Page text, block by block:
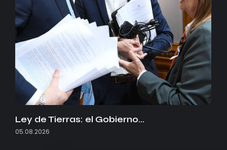
Ley de Tierras: el Gobierno…
05.08.2026